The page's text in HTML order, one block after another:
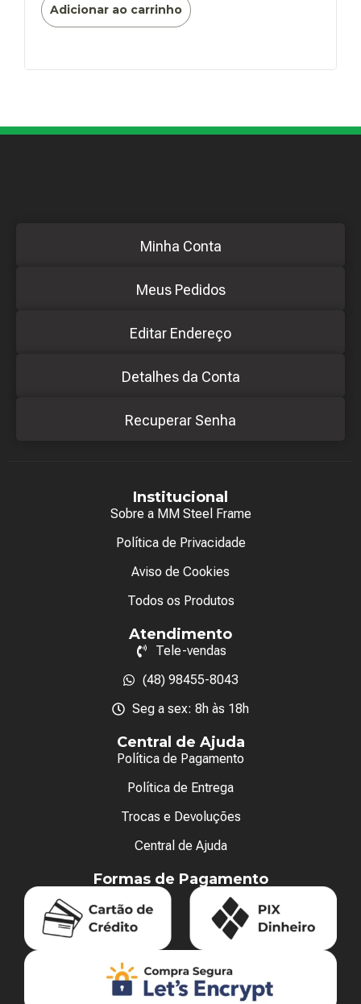
Adicionar ao carrinho
Minha Conta
Meus Pedidos
Editar Endereço
Detalhes da Conta
Recuperar Senha
Institucional
Sobre a MM Steel Frame
Política de Privacidade
Aviso de Cookies
Todos os Produtos
Atendimento
Tele-vendas
(48) 98455-8043
Seg a sex: 8h às 18h
Central de Ajuda
Política de Pagamento
Política de Entrega
Trocas e Devoluções
Central de Ajuda
Formas de Pagamento